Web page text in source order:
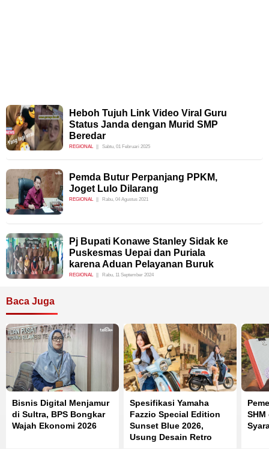
Heboh Tujuh Link Video Viral Guru
Status Janda dengan Murid SMP
Beredar
REGIONAL Sabtu, 01 Februari 2025
Pemda Butur Perpanjang PPKM,
Joget Lulo Dilarang
REGIONAL Rabu, 04 Agustus 2021
Pj Bupati Konawe Stanley Sidak ke
Puskesmas Uepai dan Puriala
karena Aduan Pelayanan Buruk
REGIONAL Rabu, 11 September 2024
Baca Juga
Bisnis Digital Menjamur
di Sultra, BPS Bongkar
Wajah Ekonomi 2026
Spesifikasi Yamaha
Fazzio Special Edition
Sunset Blue 2026,
Usung Desain Retro